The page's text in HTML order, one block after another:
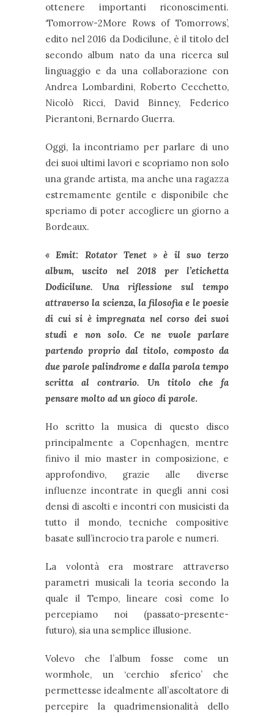
ottenere importanti riconoscimenti.
‘Tomorrow-2More Rows of Tomorrows’,
edito nel 2016 da Dodicilune, è il titolo del
secondo album nato da una ricerca sul
linguaggio e da una collaborazione con
Andrea Lombardini, Roberto Cecchetto,
Nicolò Ricci, David Binney, Federico
Pierantoni, Bernardo Guerra.
Oggi, la incontriamo per parlare di uno
dei suoi ultimi lavori e scopriamo non solo
una grande artista, ma anche una ragazza
estremamente gentile e disponibile che
speriamo di poter accogliere un giorno a
Bordeaux.
« Emit: Rotator Tenet » è il suo terzo
album, uscito nel 2018 per l’etichetta
Dodicilune. Una riflessione sul tempo
attraverso la scienza, la filosofia e le poesie
di cui si è impregnata nel corso dei suoi
studi e non solo. Ce ne vuole parlare
partendo proprio dal titolo, composto da
due parole palindrome e dalla parola tempo
scritta al contrario. Un titolo che fa
pensare molto ad un gioco di parole.
Ho scritto la musica di questo disco
principalmente a Copenhagen, mentre
finivo il mio master in composizione, e
approfondivo, grazie alle diverse
influenze incontrate in quegli anni così
densi di ascolti e incontri con musicisti da
tutto il mondo, tecniche compositive
basate sull’incrocio tra parole e numeri.
La volontà era mostrare attraverso
parametri musicali la teoria secondo la
quale il Tempo, lineare così come lo
percepiamo noi (passato-presente-
futuro), sia una semplice illusione.
Volevo che l’album fosse come un
wormhole, un ‘cerchio sferico’ che
permettesse idealmente all’ascoltatore di
percepire la quadrimensionalità dello